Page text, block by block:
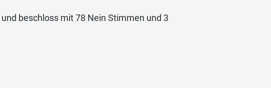
beschloss mit 78 Nein Stimmen und 3